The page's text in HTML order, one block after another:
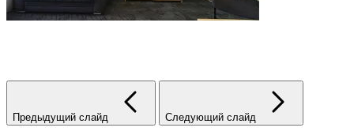
Предыдущий слайд Следующий слайд